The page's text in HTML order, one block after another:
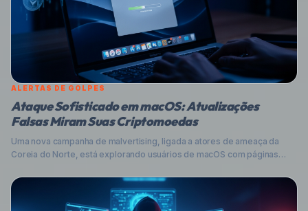
ALERTAS DE GOLPES
Ataque Sofisticado em macOS: Atualizações
Falsas Miram Suas Criptomoedas
Uma nova campanha de malvertising, ligada a atores de ameaça da
Coreia do Norte, está explorando usuários de macOS com páginas
Entenda como funciona e proteja-se.